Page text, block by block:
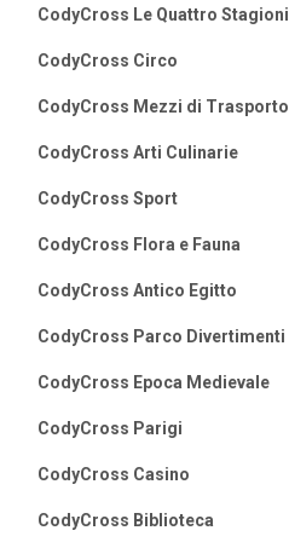
CodyCross Le Quattro Stagioni
CodyCross Circo
CodyCross Mezzi di Trasporto
CodyCross Arti Culinarie
CodyCross Sport
CodyCross Flora e Fauna
CodyCross Antico Egitto
CodyCross Parco Divertimenti
CodyCross Epoca Medievale
CodyCross Parigi
CodyCross Casino
CodyCross Biblioteca